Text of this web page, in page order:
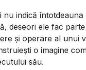
nu indică întotdeauna
deseori ele fac
și operare al unui
o imagine
său.